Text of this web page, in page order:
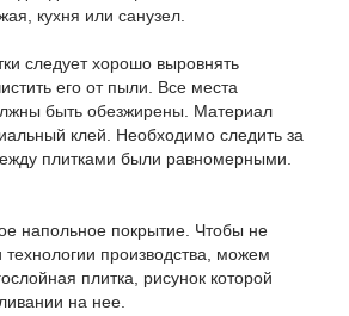
кухня или санузел.
следует хорошо выровнять
его от пыли. Все места
быть обезжирены. Материал
клей. Необходимо следить за
плитками были равномерными.
напольное покрытие. Чтобы не
технологии производства, можем
плитка, рисунок которой
на нее.